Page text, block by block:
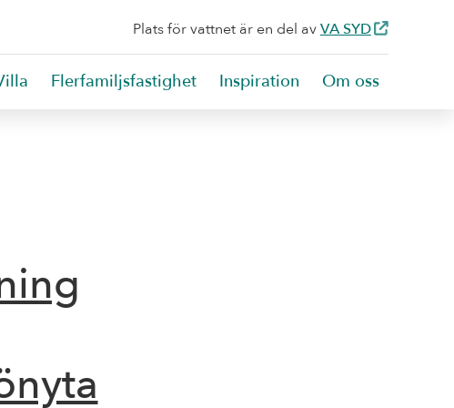
Plats för vattnet är en del avVA SYD
Flerfamiljsfastighet Inspiration Om oss